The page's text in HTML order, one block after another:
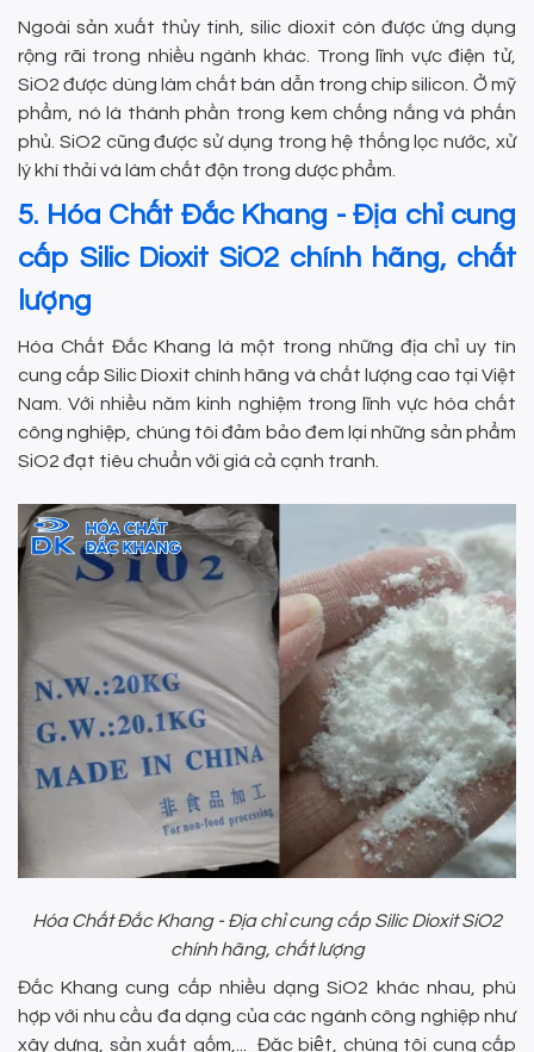
Ngoài sản xuất thủy tinh, silic dioxit còn được ứng dụng
rộng rãi trong nhiều ngành khác. Trong lĩnh vực điện tử,
SiO2 được dùng làm chất bán dẫn trong chip silicon. Ở mỹ
phẩm, nó là thành phần trong kem chống nắng và phấn
phủ. SiO2 cũng được sử dụng trong hệ thống lọc nước, xử
lý khí thải và làm chất độn trong dược phẩm.
5. Hóa Chất Đắc Khang - Địa chỉ cung
cấp Silic Dioxit SiO2 chính hãng, chất
lượng
Hóa Chất Đắc Khang là một trong những địa chỉ uy tín
cung cấp Silic Dioxit chính hãng và chất lượng cao tại Việt
Nam. Với nhiều năm kinh nghiệm trong lĩnh vực hóa chất
công nghiệp, chúng tôi đảm bảo đem lại những sản phẩm
SiO2 đạt tiêu chuẩn với giá cả cạnh tranh.
Hóa Chất Đắc Khang - Địa chỉ cung cấp Silic Dioxit SiO2
chính hãng, chất lượng
Đắc Khang cung cấp nhiều dạng SiO2 khác nhau, phù
hợp với nhu cầu đa dạng của các ngành công nghiệp như
xây dựng, sản xuất gốm,... Đặc biệt, chúng tôi cung cấp